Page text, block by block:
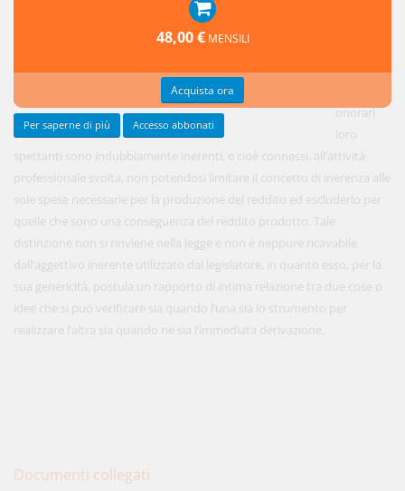
Notariato
onorari
loro
spettanti sono indubbiamente inerenti, e cioè connessi, all’attività
professionale svolta, non potendosi limitare il concetto di inerenza alle
sole spese necessarie per la produzione del reddito ed escluderlo per
quelle che sono una conseguenza del reddito prodotto. Tale
distinzione non si rinviene nella legge e non è neppure ricavabile
dall’aggettivo inerente utilizzato dal legislatore, in quanto esso, per la
sua genericità, postula un rapporto di intima relazione tra due cose o
idee che si può verificare sia quando l’una sia lo strumento per
realizzare l’altra sia quando ne sia l’immediata derivazione.
Documenti collegati
48,00 € MENSILI
Acquista ora
Per saperne di più Accesso abbonati